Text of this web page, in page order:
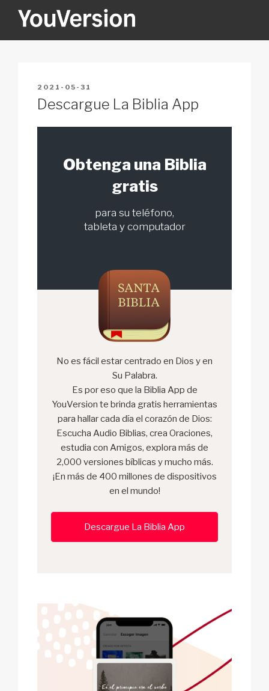
YOUVERSION
POSTED
ON
2021-05-31
Descargue La Biblia App
Obtenga una Biblia
gratis
para su teléfono,
tableta y computador
No es fácil estar centrado en Dios y en
Su Palabra.
Es por eso que la Biblia App de
YouVersion te brinda gratis herramientas
para hallar cada día el corazón de Dios:
Escucha Audio Biblias, crea Oraciones,
estudia con Amigos, explora más de
2,000 versiones bíblicas y mucho más.
¡En más de 400 millones de dispositivos
en el mundo!
Descargue La Biblia App